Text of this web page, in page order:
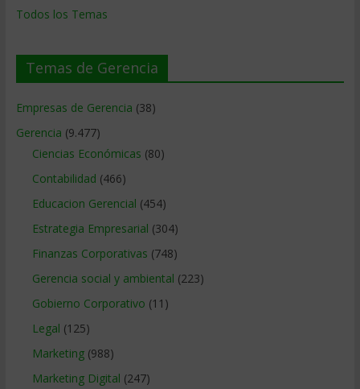
Todos los Temas
Temas de Gerencia
Empresas de Gerencia (38)
Gerencia (9.477)
Ciencias Económicas (80)
Contabilidad (466)
Educacion Gerencial (454)
Estrategia Empresarial (304)
Finanzas Corporativas (748)
Gerencia social y ambiental (223)
Gobierno Corporativo (11)
Legal (125)
Marketing(988)
Marketing Digital (247)